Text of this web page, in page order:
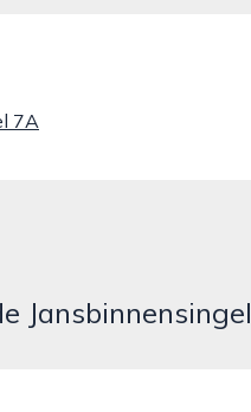
7A